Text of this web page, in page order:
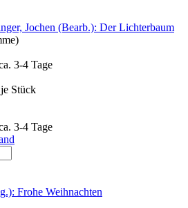
Jochen (Bearb.): Der Lichterbaum
3-4 Tage
Stück
3-4 Tage